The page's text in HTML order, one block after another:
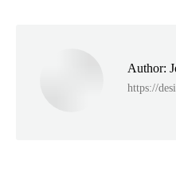
Author:
https://